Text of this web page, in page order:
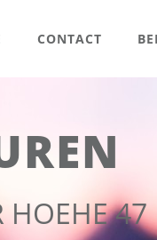
CONTACT
HOEHE 47